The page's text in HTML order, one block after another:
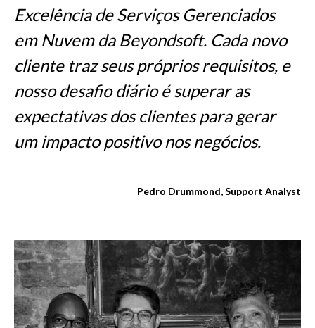
Excelência de Serviços Gerenciados
em Nuvem da Beyondsoft. Cada novo
cliente traz seus próprios requisitos, e
nosso desafio diário é superar as
expectativas dos clientes para gerar
um impacto positivo nos negócios.
Pedro Drummond, Support Analyst